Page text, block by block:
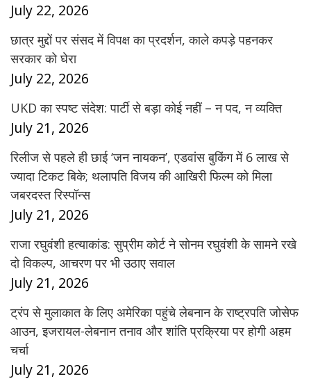
July 22, 2026
छात्र मुद्दों पर संसद में विपक्ष का प्रदर्शन, काले कपड़े पहनकर
सरकार को घेरा
July 22, 2026
UKD का स्पष्ट संदेश: पार्टी से बड़ा कोई नहीं – न पद, न व्यक्ति
July 21, 2026
रिलीज से पहले ही छाई ‘जन नायकन’, एडवांस बुकिंग में 6 लाख से
ज्यादा टिकट बिके; थलापति विजय की आखिरी फिल्म को मिला
जबरदस्त रिस्पॉन्स
July 21, 2026
राजा रघुवंशी हत्याकांड: सुप्रीम कोर्ट ने सोनम रघुवंशी के सामने रखे
दो विकल्प, आचरण पर भी उठाए सवाल
July 21, 2026
ट्रंप से मुलाकात के लिए अमेरिका पहुंचे लेबनान के राष्ट्रपति जोसेफ
आउन, इजरायल-लेबनान तनाव और शांति प्रक्रिया पर होगी अहम
चर्चा
July 21, 2026